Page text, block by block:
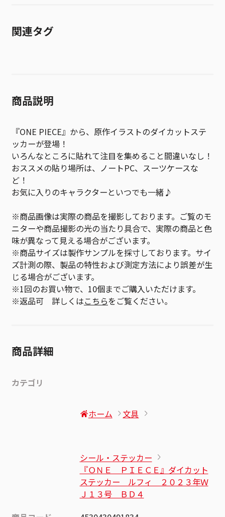
関連タグ
商品説明
『ONE PIECE』から、原作イラストのダイカットステ
ッカーが登場！
いろんなところに貼れて注目を集めること間違いなし！
おススメの貼り場所は、ノートPC、スーツケースな
ど！
お気に入りのキャラクターといつでも一緒♪
※商品画像は実際の商品を撮影しております。ご覧のモ
ニターや商品撮影の光の当たり具合で、実際の商品と色
味が異なって見える場合がございます。
※商品サイズは製作サンプルを採寸しております。サイ
ズ計測の際、製品の特性および測定方法により誤差が生
じる場合がございます。
※1回のお買い物で、10個までご購入いただけます。
※返品可 詳しくはこちらをご覧ください。
商品詳細
カテゴリ
ホーム 文具
シール・ステッカー
『ＯＮＥ ＰＩＥＣＥ』ダイカット
ステッカー ルフィ ２０２３年Ｗ
Ｊ１３号 ＢＤ４